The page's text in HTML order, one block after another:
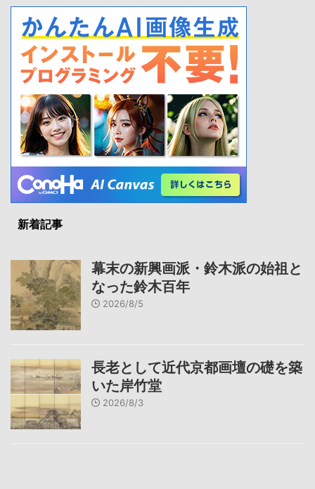
新着記事
幕末の新興画派・鈴木派の始祖と
なった鈴木百年
2026/8/5
長老として近代京都画壇の礎を築
いた岸竹堂
2026/8/3